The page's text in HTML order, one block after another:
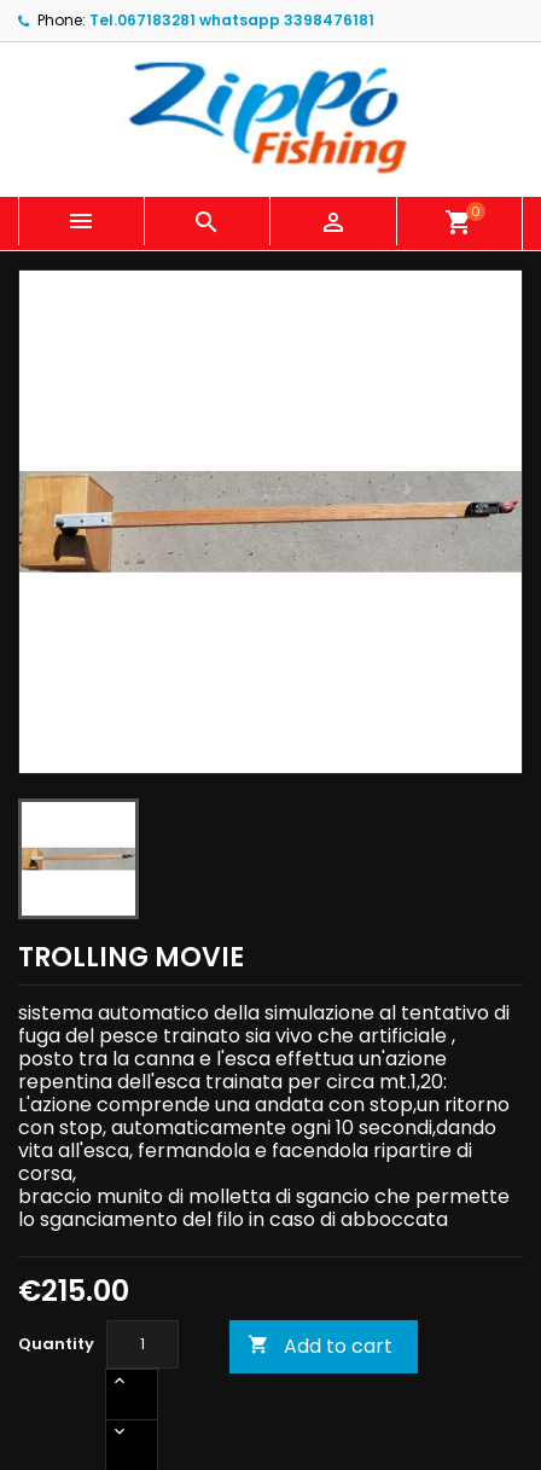
Phone: Tel.067183281 whatsapp 3398476181
   shopping_cart0
TROLLING MOVIE
sistema automatico della simulazione al tentativo di
fuga del pesce trainato sia vivo che artificiale ,
posto tra la canna e l'esca effettua un'azione
repentina dell'esca trainata per circa mt.1,20:
L'azione comprende una andata con stop,un ritorno
con stop, automaticamente ogni 10 secondi,dando
vita all'esca, fermandola e facendola ripartire di
corsa,
braccio munito di molletta di sgancio che permette
lo sganciamento del filo in caso di abboccata
€215.00
Quantity  Add to cart